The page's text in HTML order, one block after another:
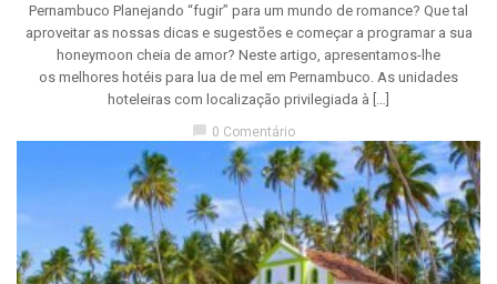
Pernambuco Planejando “fugir” para um mundo de romance? Que tal
aproveitar as nossas dicas e sugestões e começar a programar a sua
honeymoon cheia de amor? Neste artigo, apresentamos-lhe
os melhores hotéis para lua de mel em Pernambuco. As unidades
hoteleiras com localização privilegiada à […]
0 Comentário